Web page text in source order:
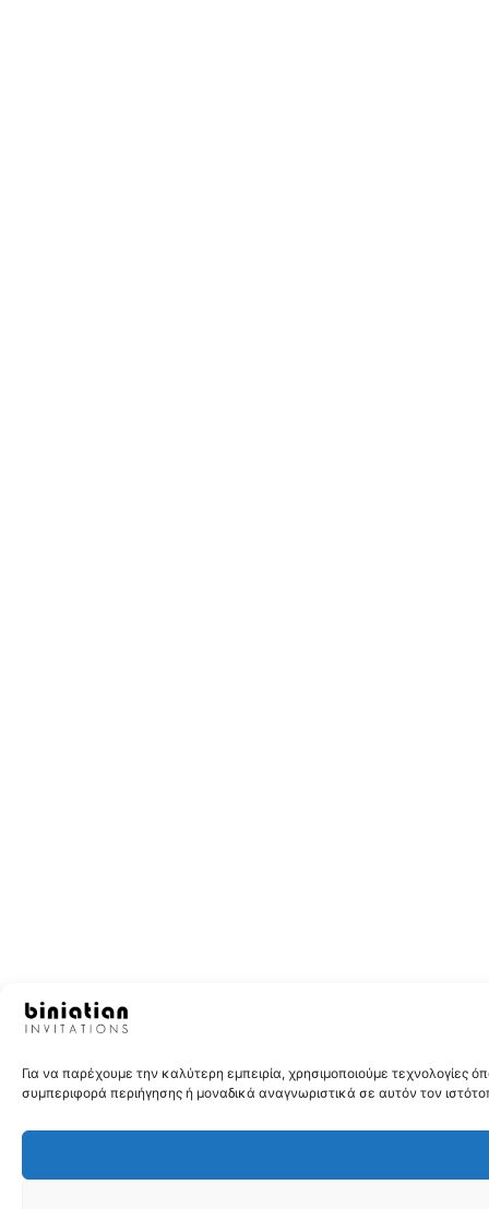
Για να παρέχουμε την καλύτερη εμπειρία, χρησιμοποιούμε
συμπεριφορά περιήγησης ή μοναδικά αναγνωριστικά σε αυτόν τον